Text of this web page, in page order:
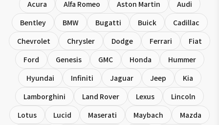
Acura Alfa Romeo Aston Martin
Audi
Bentley
BMW Bugatti Buick
Cadillac
Chevrolet
Chrysler Dodge Ferrari
Fiat
Ford
Genesis GMC Honda
Hummer
Hyundai
Infiniti Jaguar Jeep
Kia
Lamborghini
Land Rover Lexus
Lincoln
Lotus
Lucid Maserati Maybach
Mazda